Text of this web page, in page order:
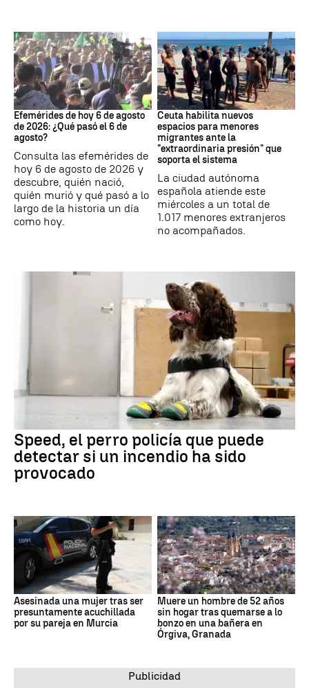
Efemérides
Efemérides de hoy 6 de agosto
de 2026: ¿Qué pasó el 6 de
agosto?
Consulta las efemérides de
hoy 6 de agosto de 2026 y
descubre, quién nació,
quién murió y qué pasó a lo
largo de la historia un día
como hoy.
Crisis migratoria
Ceuta habilita nuevos
espacios para menores
migrantes ante la
"extraordinaria presión" que
soporta el sistema
La ciudad autónoma
española atiende este
miércoles a un total de
1.017 menores extranjeros
no acompañados.
Speed, el perro policía que puede
detectar si un incendio ha sido
provocado
Asesinada una mujer tras ser
presuntamente acuchillada
por su pareja en Murcia
Muere un hombre de 52 años
sin hogar tras quemarse a lo
bonzo en una bañera en
Órgiva, Granada